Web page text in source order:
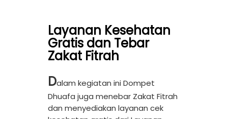
Layanan Kesehatan
Gratis dan Tebar
Zakat Fitrah
Dalam kegiatan ini Dompet
Dhuafa juga menebar Zakat Fitrah
dan menyediakan layanan cek